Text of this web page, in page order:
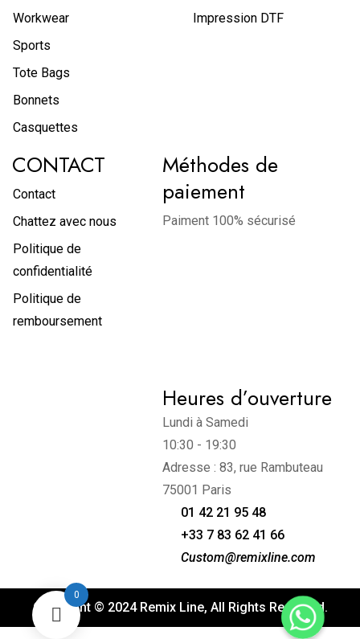
Workwear
Sports
Tote Bags
Bonnets
Casquettes
Impression DTF
CONTACT
Contact
Chattez avec nous
Politique de
confidentialité
Politique de
remboursement
Méthodes de
paiement
Paiment 100% sécurisé
Heures d’ouverture
Lundi à Samedi
10:30 - 19:30
Adresse : 83, rue Rambuteau
75001 Paris
01 42 21 95 48
+33 7 83 62 41 66
Custom@remixline.com
Copyright © 2024 Remix Line, All Rights Reserved.
0